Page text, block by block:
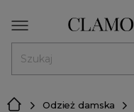
Odzież damska